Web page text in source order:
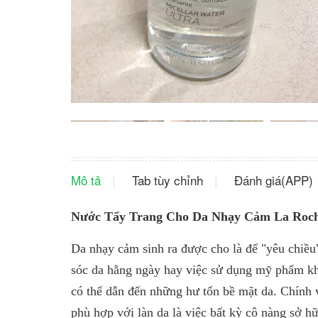
Mô tả Tab tùy chỉnh Đánh giá(APP)
Nước Tẩy Trang Cho Da Nhạy Cảm La
Da nhạy cảm sinh ra được cho là để "yêu
sóc da hằng ngày hay việc sử dụng mỹ phẩm
có thể dẫn đến những hư tổn bề mặt da.
phù hợp với làn da là việc bất kỳ cô nàng sở